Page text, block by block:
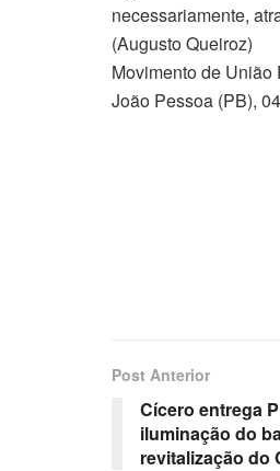
necessariamente,
(Augusto Queiroz)
Movimento de
João Pessoa (PB),
Post Anterior
Cícero entrega
iluminação do
revitalização do